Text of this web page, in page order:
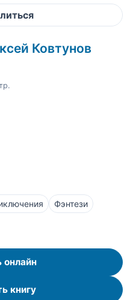
Ковтунов
Фэнтези
онлайн
книгу